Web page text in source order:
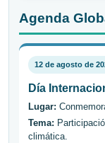
Agenda
12 de agosto de
Día
Lugar:
Tema:
climática.